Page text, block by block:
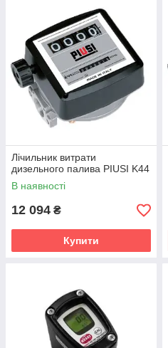
Лічильник витрати
дизельного палива PIUSI K44
В наявності
12 094 ₴
Купити